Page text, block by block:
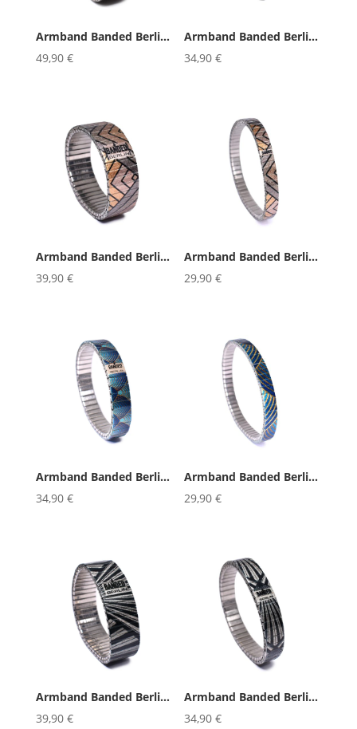
Armband Banded Berlin Metropolis...
49,90 €
Armband Banded Berlin Metropolis...
34,90€
Armband Banded Berlin Metropolis...
39,90 €
Armband Banded Berlin Metropolis...
29,90€
Armband Banded Berlin Metropolis...
34,90 €
Armband Banded Berlin Metropolis...
29,90€
Armband Banded Berlin Metropolis...
39,90 €
Armband Banded Berlin Metropolis...
34,90€